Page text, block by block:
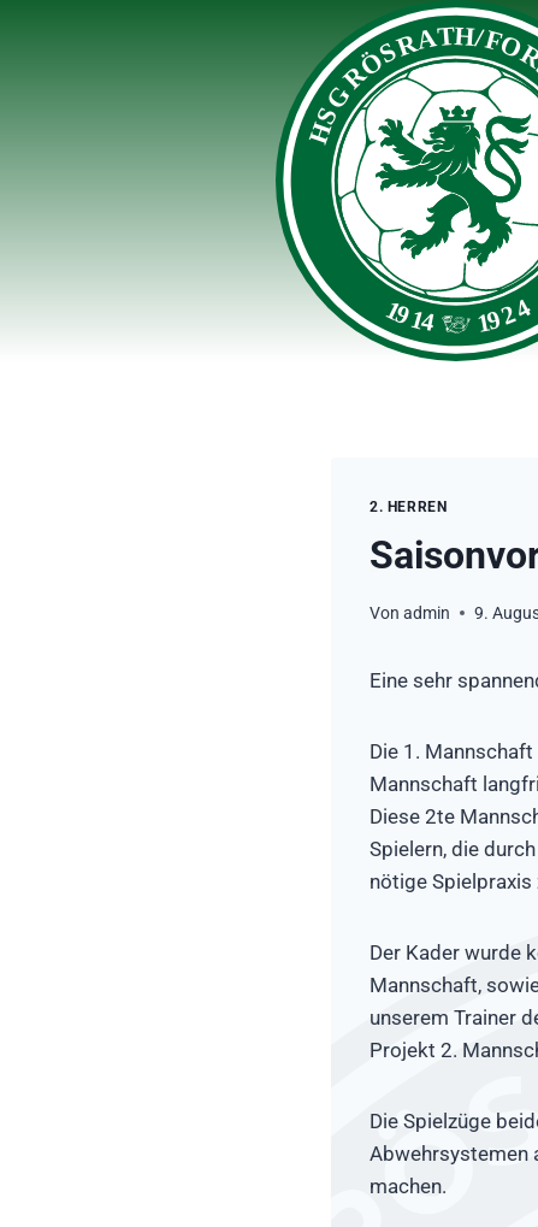
2. HERREN
Von admin 9.
Eine sehr
Die 1.
Mannschaft
Diese 2te
Spielern, die
nötige Spielpraxis
Der Kader wurde
Mannschaft,
unserem Trainer
Projekt 2.
Die Spielzüge
Abwehrsystemen
machen.